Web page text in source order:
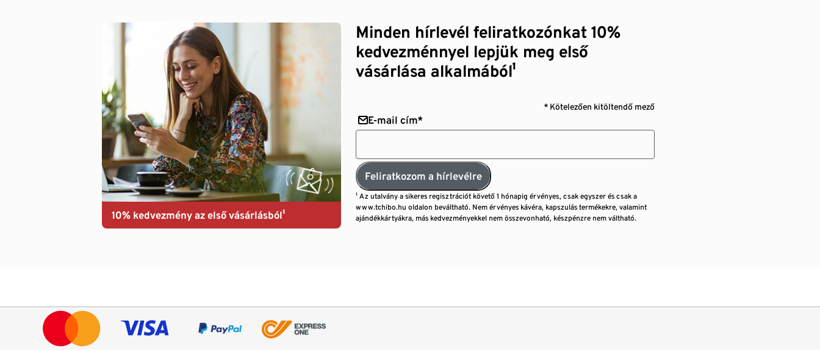
10% kedvezmény az első vásárlásból¹
Minden hírlevél feliratkozónkat 10%
kedvezménnyel lepjük meg első
vásárlása alkalmából¹
* Kötelezően kitöltendő mező
E-mail cím*
Feliratkozom a hírlevélre
¹ Az utalvány a sikeres regisztrációt követő 1 hónapig érvényes, csak egyszer és csak a
www.tchibo.hu oldalon beváltható. Nem érvényes kávéra, kapszulás termékekre, valamint
ajándékkártyákra, más kedvezményekkel nem összevonható, készpénzre nem váltható.